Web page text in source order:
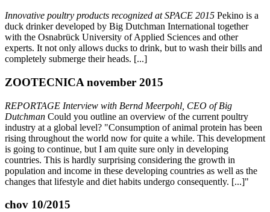
Innovative poultry products recognized at SPACE 2015 Pekino is a
duck drinker developed by Big Dutchman International together
with the Osnabrück University of Applied Sciences and other
experts. It not only allows ducks to drink, but to wash their bills and
completely submerge their heads. [...]
ZOOTECNICA november 2015
REPORTAGE Interview with Bernd Meerpohl, CEO of Big
Dutchman Could you outline an overview of the current poultry
industry at a global level? "Consumption of animal protein has been
rising throughout the world now for quite a while. This development
is going to continue, but I am quite sure only in developing
countries. This is hardly surprising considering the growth in
population and income in these developing countries as well as the
changes that lifestyle and diet habits undergo consequently. [...]"
chov 10/2015